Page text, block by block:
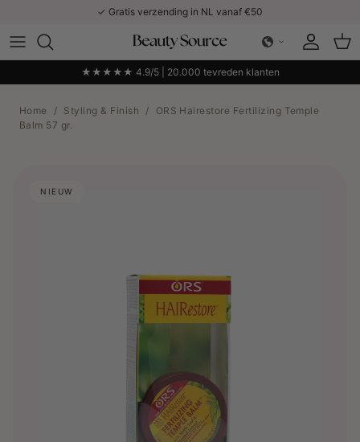
✓ Gratis verzending in NL vanaf €50
Account
★★★★★ 4.9/5 | 20.000 tevreden klanten
Home / Styling & Finish /
ORS Hairestore Fertilizing Temple
Balm 57 gr.
NIEUW